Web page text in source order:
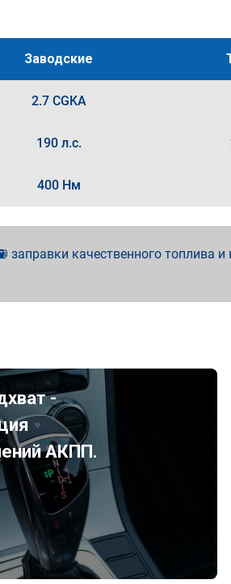
Заводские
2.7 CGKA
190 л.с.
400 Нм
качественного топлива
-
АКПП.